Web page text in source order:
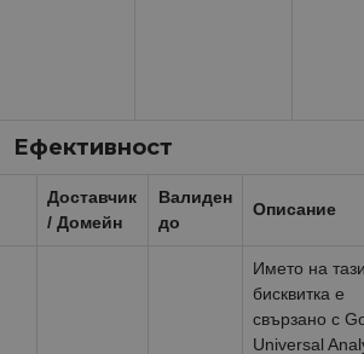
Ефективност
Доставчик
/ Домейн
Валиден
до
Описание
Името на
бисквитка е
свързано с
Universal